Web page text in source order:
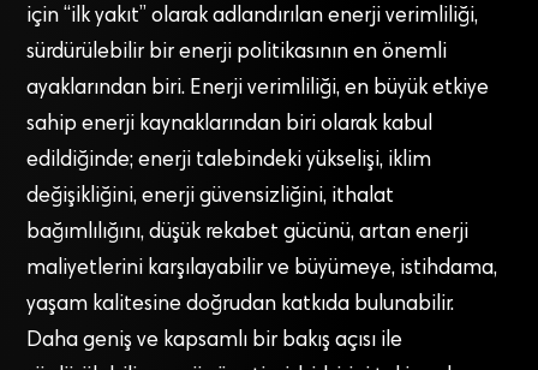
için “ilk yakıt” olarak adlandırılan enerji verimliliği,
sürdürülebilir bir enerji politikasının en önemli
ayaklarından biri. Enerji verimliliği, en büyük etkiye
sahip enerji kaynaklarından biri olarak kabul
edildiğinde; enerji talebindeki yükselişi, iklim
değişikliğini, enerji güvensizliğini, ithalat
bağımlılığını, düşük rekabet gücünü, artan enerji
maliyetlerini karşılayabilir ve büyümeye, istihdama,
yaşam kalitesine doğrudan katkıda bulunabilir.
Daha geniş ve kapsamlı bir bakış açısı ile